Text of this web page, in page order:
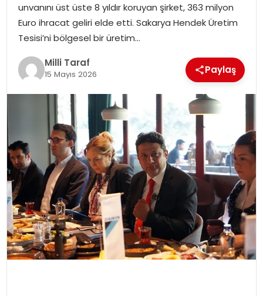
unvanını üst üste 8 yıldır koruyan şirket, 363 milyon
Euro ihracat geliri elde etti. Sakarya Hendek Üretim
Tesisi’ni bölgesel bir üretim…
Milli Taraf
15 Mayıs 2026 Paylaş